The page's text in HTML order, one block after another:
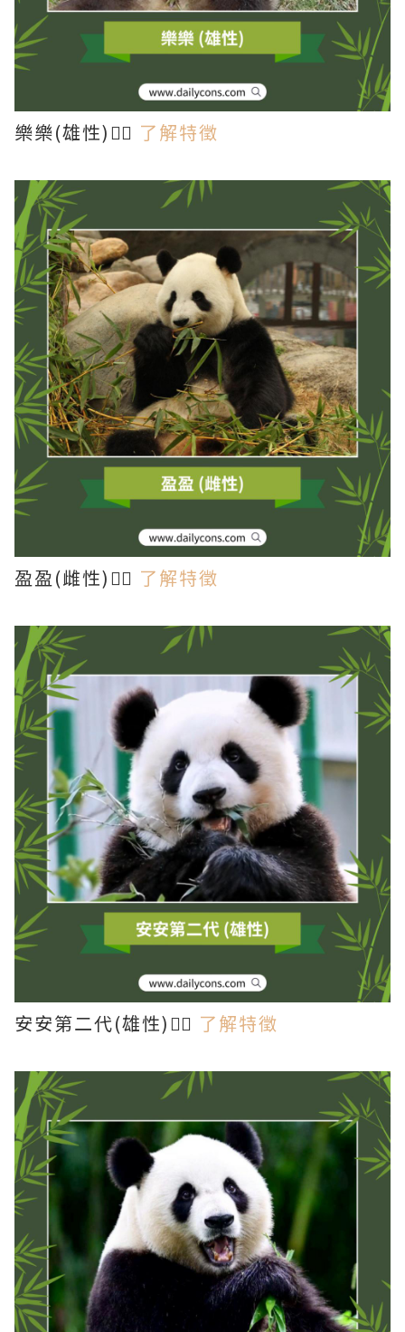
樂樂(雄性)👉🏻 了解特徵
盈盈(雌性)👉🏻 了解特徵
安安第二代(雄性)👉🏻 了解特徵